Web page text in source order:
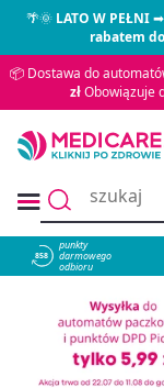
🌴🌞LATO W PEŁNI➡
rabatem
📦 Dostawa do
złObowiązuje
858
punkty
darmowego
odbioru